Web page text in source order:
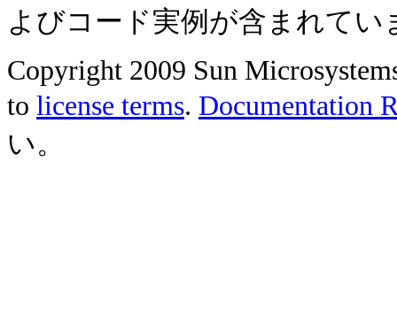
よびコード実例が含まれてい
Copyright 2009 Sun
to license terms. Documentation
い。